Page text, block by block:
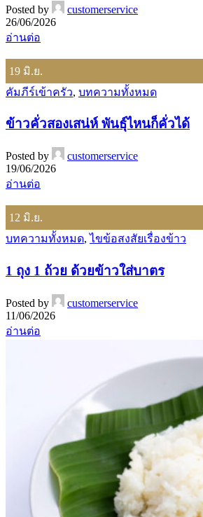
Posted by
customerservice
26/06/2026
อ่านต่อ
19 มิ.ย.
คัมภีร์เข้าครัว, บทความทั้งหมด
ข้าวคั่วสองเสน่ห์ พันธุ์ไหนก็คั่วได้
Posted by
customerservice
19/06/2026
อ่านต่อ
12 มิ.ย.
บทความทั้งหมด,ไขข้อสงสัยเรื่องข้าว
1 ถุง 1 ถ้วย ด้วยข้าวใส่บาตร
Posted by
customerservice
11/06/2026
อ่านต่อ